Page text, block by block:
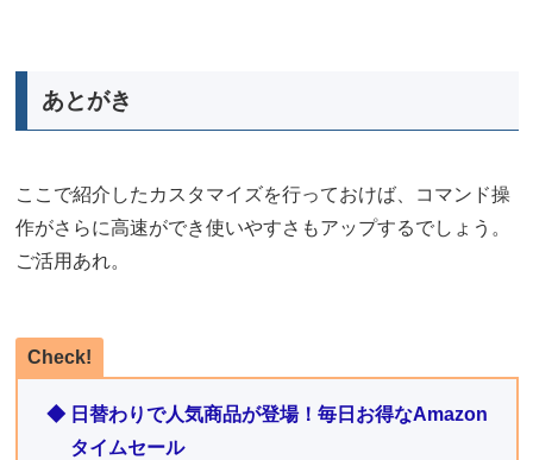
あとがき
ここで紹介したカスタマイズを行っておけば、コマンド操
作がさらに高速ができ使いやすさもアップするでしょう。
ご活用あれ。
Check!
◆ 日替わりで人気商品が登場！毎日お得なAmazon
タイムセール